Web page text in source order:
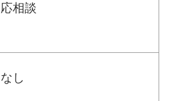
応相談
なし